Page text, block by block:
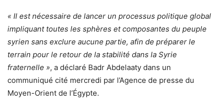
« Il est nécessaire de lancer un processus politique global
impliquant toutes les sphères et composantes du peuple
syrien sans exclure aucune partie, afin de préparer le
terrain pour le retour de la stabilité dans la Syrie
fraternelle », a déclaré Badr Abdelaaty dans un
communiqué cité mercredi par l’Agence de presse du
Moyen-Orient de l’Égypte.